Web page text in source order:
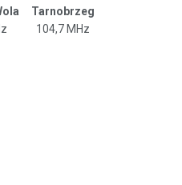
Tarnobrzeg
104,7 MHz